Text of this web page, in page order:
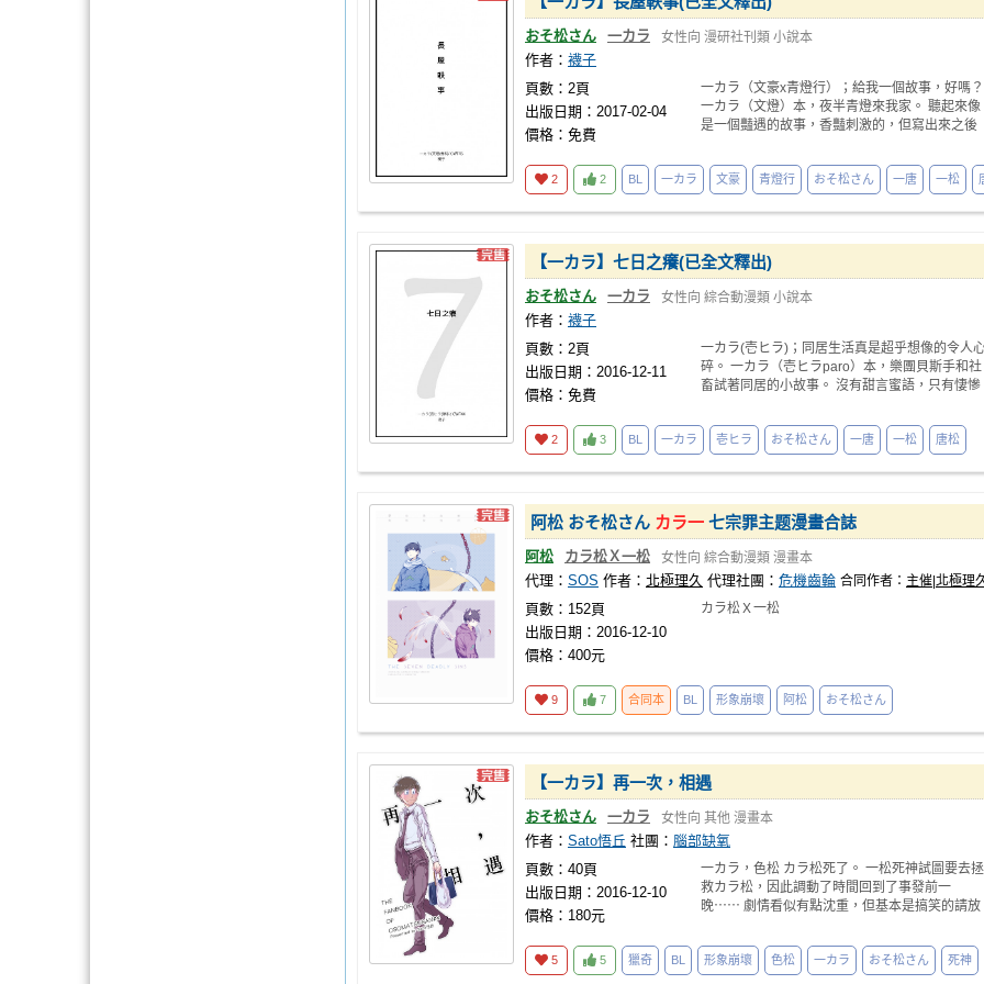
おそ松さん 一カラ 女性向 漫研社刊類 小說本
作者： 襪子
頁數：2頁
出版日期：2017-02-04
價格：免費
一カラ（文豪x青燈行）；給我一個故事，好嗎？
一カラ（文燈）本，夜半青燈來我家。 聽起來像
是一個豔遇的故事，香豔刺激的，但寫出來之後
2 2 BL 一カラ 文豪 青燈行 おそ松さん 一唐 一松
【一カラ】七日之癢(已全文釋出)
おそ松さん 一カラ 女性向 綜合動漫類 小說本
作者： 襪子
頁數：2頁
出版日期：2016-12-11
價格：免費
一カラ(壱ヒラ)；同居生活真是超乎想像的令人
碎。 一カラ（壱ヒラparo）本，樂團貝斯手和社
畜試著同居的小故事。 沒有甜言蜜語，只有悽慘
2 3 BL 一カラ 壱ヒラ おそ松さん 一唐 一松 唐松
阿松 おそ松さん カラ一 七宗罪主题漫畫合誌
阿松 カラ松Ｘ一松 女性向 綜合動漫類 漫畫本
代理： SOS 作者： 北極理久 代理社團： 危機齒輪 合同作者： 主催|北極理
頁數：152頁
出版日期：2016-12-10
價格：400元
カラ松Ｘ一松
9 7 合同本 BL 形象崩壞 阿松 おそ松さん
【一カラ】再一次，相遇
おそ松さん 一カラ 女性向 其他 漫畫本
作者： Sato悟丘 社團： 腦部缺氧
頁數：40頁
出版日期：2016-12-10
價格：180元
一カラ，色松 カラ松死了。 一松死神試圖要去拯
救カラ松，因此調動了時間回到了事發前一
晚⋯⋯ 劇情看似有點沈重，但基本是搞笑的請放
5 5 獵奇 BL 形象崩壞 色松 一カラ おそ松さん 死神